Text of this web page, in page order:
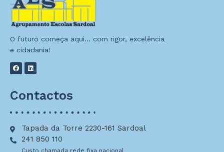
O futuro começa aqui… com rigor, excelência
e cidadania!
Contactos
Tapada da Torre 2230-161 Sardoal
241 850 110